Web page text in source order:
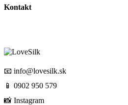
Kontakt
📧 info@lovesilk.sk
📱 0902 950 579
📸 Instagram